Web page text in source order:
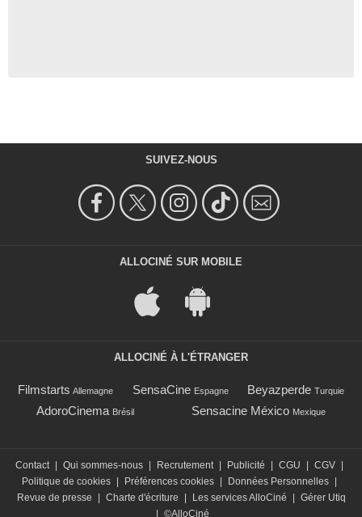
SUIVEZ-NOUS
ALLOCINÉ SUR MOBILE
ALLOCINÉ À L'ÉTRANGER
Filmstarts Allemagne SensaCine Espagne Beyazperde Turquie
AdoroCinema Brésil Sensacine México Mexique
Contact Qui sommes-nous Recrutement Publicité CGU CGV
Politique de cookies
Préférences cookies Données Personnelles
Revue de presse
Charte d'écriture Les services AlloCiné
Gérer Utiq
©AlloCiné